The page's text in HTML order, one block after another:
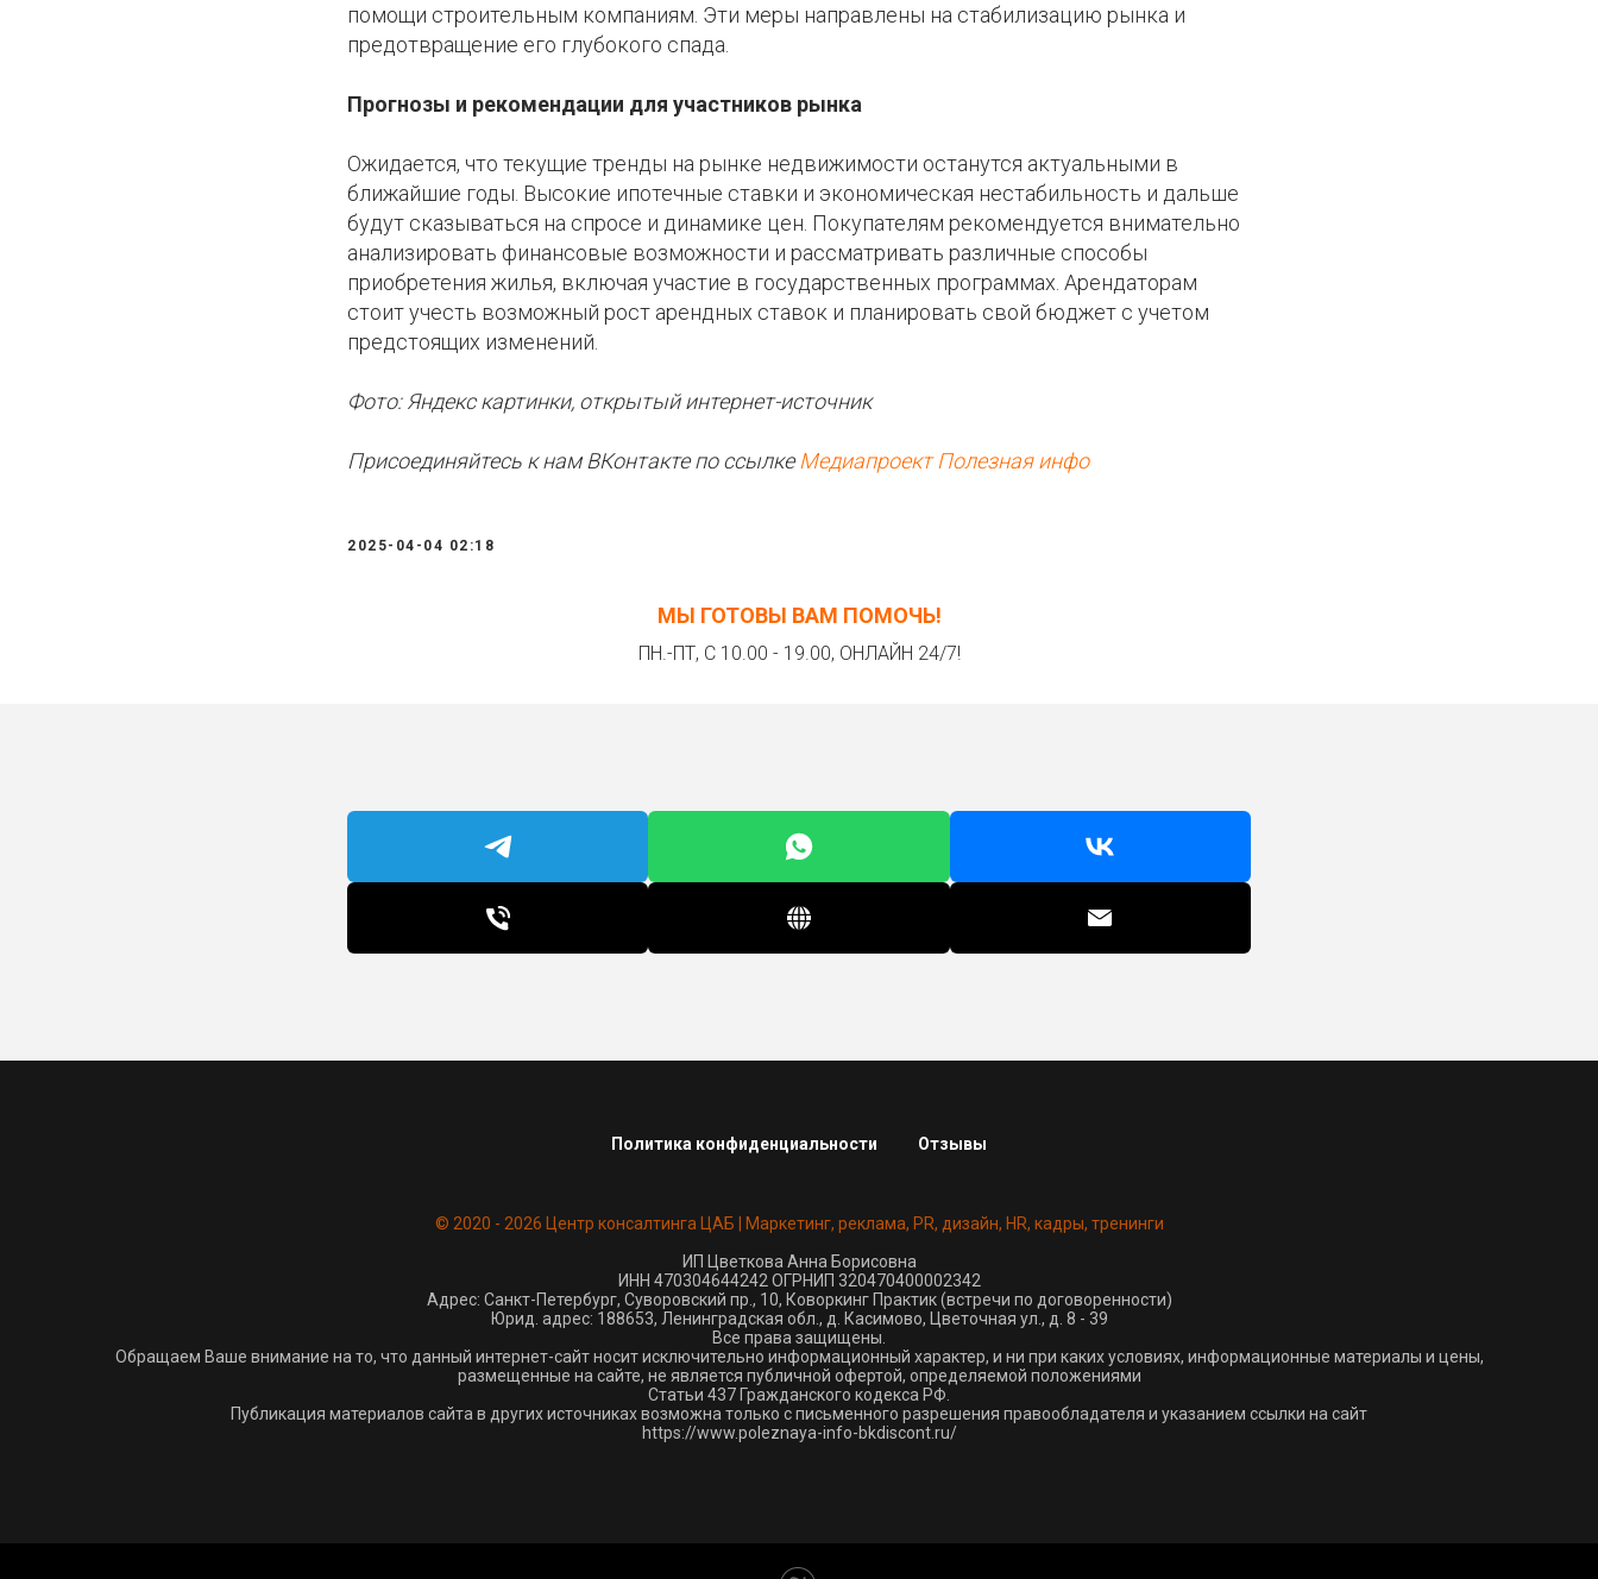
помощи строительным компаниям. Эти меры направлены на стабилизацию рынка и
предотвращение его глубокого спада.
Прогнозы и рекомендации для участников рынка
Ожидается, что текущие тренды на рынке недвижимости останутся актуальными в
ближайшие годы. Высокие ипотечные ставки и экономическая нестабильность и дальше
будут сказываться на спросе и динамике цен. Покупателям рекомендуется внимательно
анализировать финансовые возможности и рассматривать различные способы
приобретения жилья, включая участие в государственных программах. Арендаторам
стоит учесть возможный рост арендных ставок и планировать свой бюджет с учетом
предстоящих изменений.
Фото: Яндекс картинки, открытый интернет-источник
Присоединяйтесь к нам ВКонтакте по ссылкеМедиапроект Полезная инфо
2025-04-04 02:18
МЫ ГОТОВЫ ВАМ ПОМОЧЬ!
ПН.-ПТ, С 10.00 - 19.00, ОНЛАЙН 24/7!
Политика конфиденциальности Отзывы
© 2020 - 2026 Центр консалтинга ЦАБ | Маркетинг, реклама, PR, дизайн, HR, кадры, тренинги
ИП Цветкова Анна Борисовна
ИНН 470304644242 ОГРНИП 320470400002342
Адрес: Санкт-Петербург, Суворовский пр., 10, Коворкинг Практик (встречи по договоренности)
Юрид. адрес: 188653, Ленинградская обл., д. Касимово, Цветочная ул., д. 8 - 39
Все права защищены.
Обращаем Ваше внимание на то, что данный интернет-сайт носит исключительно информационный характер, и ни при каких условиях, информационные материалы и цены,
размещенные на сайте, не является публичной офертой, определяемой положениями
Статьи 437 Гражданского кодекса РФ.
Публикация материалов сайта в других источниках возможна только с письменного разрешения правообладателя и указанием ссылки на сайт
https://www.poleznaya-info-bkdiscont.ru/